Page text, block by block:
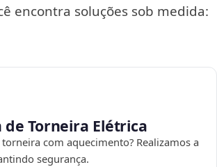
encontra soluções sob medida:
Torneira Elétrica
com aquecimento? Realizamos a
segurança.